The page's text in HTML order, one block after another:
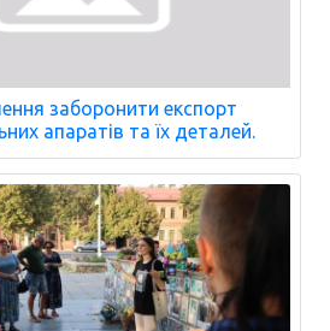
заборонити експорт
апаратів та їх деталей.